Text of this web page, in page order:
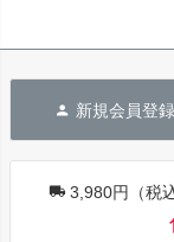
新規会員登
3,980円（税